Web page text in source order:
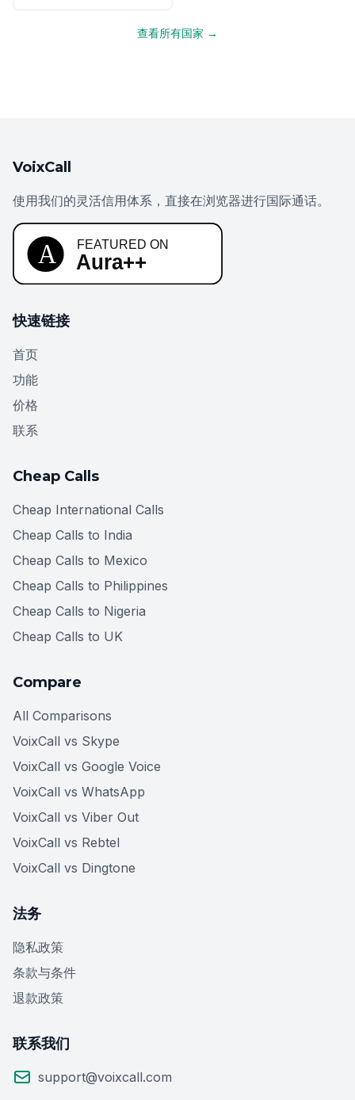
查看所有国家 →
VoixCall
使用我们的灵活信用体系，直接在浏览器进行国际通话。
快速链接
首页
功能
价格
联系
Cheap Calls
Cheap International Calls
Cheap Calls to India
Cheap Calls to Mexico
Cheap Calls to Philippines
Cheap Calls to Nigeria
Cheap Calls to UK
Compare
All Comparisons
VoixCall vs Skype
VoixCall vs Google Voice
VoixCall vs WhatsApp
VoixCall vs Viber Out
VoixCall vs Rebtel
VoixCall vs Dingtone
法务
隐私政策
条款与条件
退款政策
联系我们
support@voixcall.com